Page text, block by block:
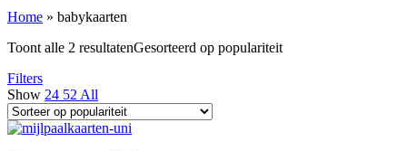
Home » babykaarten
Toont alle 2 resultatenGesorteerd op populariteit
Filters
Show 24 52 All